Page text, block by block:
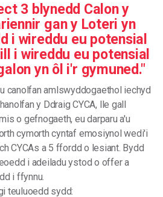
3 blynedd Calony
gan y Loteri yn
i wireddu eu potensial
i wireddu eu potensial
yn ôl i'r gymuned."
canolfan amlswyddogaethol iechyd
y Ddraig CYCA, lle gall
o gefnogaeth, eu darparu a'u
cymorth cyntaf emosiynol wedi'i
CYCAs a 5 ffordd o lesiant. Bydd
i adeiladu ystod o offera
i ffynnu.
teuluoedd sydd: